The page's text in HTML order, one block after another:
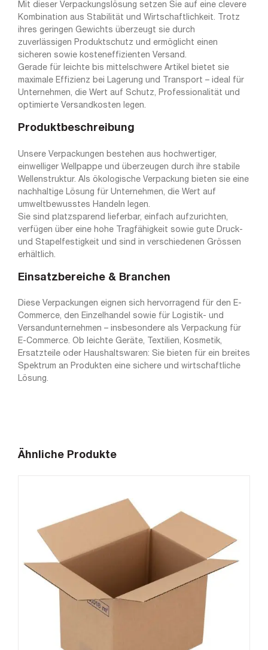
Mit dieser Verpackungslösung setzen Sie auf eine clevere
Kombination aus Stabilität und Wirtschaftlichkeit. Trotz
ihres geringen Gewichts überzeugt sie durch
zuverlässigen Produktschutz und ermöglicht einen
sicheren sowie kosteneffizienten Versand.
Gerade für leichte bis mittelschwere Artikel bietet sie
maximale Effizienz bei Lagerung und Transport – ideal für
Unternehmen, die Wert auf Schutz, Professionalität und
optimierte Versandkosten legen.
Produktbeschreibung
Unsere Verpackungen bestehen aus hochwertiger,
einwelliger Wellpappe und überzeugen durch ihre stabile
Wellenstruktur. Als ökologische Verpackung bieten sie eine
nachhaltige Lösung für Unternehmen, die Wert auf
umweltbewusstes Handeln legen.
Sie sind platzsparend lieferbar, einfach aufzurichten,
verfügen über eine hohe Tragfähigkeit sowie gute Druck-
und Stapelfestigkeit und sind in verschiedenen Grössen
erhältlich.
Einsatzbereiche & Branchen
Diese Verpackungen eignen sich hervorragend für den E-
Commerce, den Einzelhandel sowie für Logistik- und
Versandunternehmen – insbesondere als Verpackung für
E-Commerce. Ob leichte Geräte, Textilien, Kosmetik,
Ersatzteile oder Haushaltswaren: Sie bieten für ein breites
Spektrum an Produkten eine sichere und wirtschaftliche
Lösung.
Ähnliche Produkte